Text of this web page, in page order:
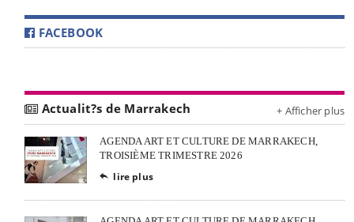
FACEBOOK
Actualit?s de Marrakech + Afficher plus
AGENDA ART ET CULTURE DE MARRAKECH,
TROISIÈME TRIMESTRE 2026
 lire plus